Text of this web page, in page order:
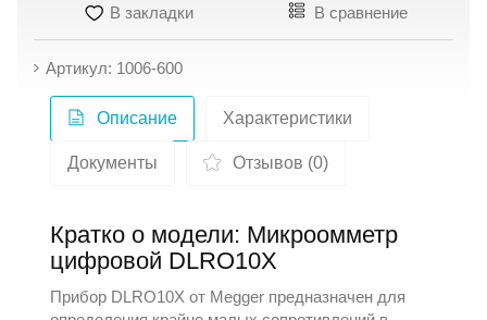
В закладки В сравнение
Артикул: 1006-600
Описание Характеристики
Документы Отзывов (0)
Кратко о модели: Микроомметр
цифровой DLRO10X
Прибор DLRO10X от Megger предназначен для